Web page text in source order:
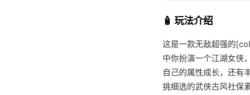
🧴 玩法介绍
这是一款无敌超强的
中你扮演一个江湖女侠
自己的属性成长，还有
挑细选的武侠古风社保